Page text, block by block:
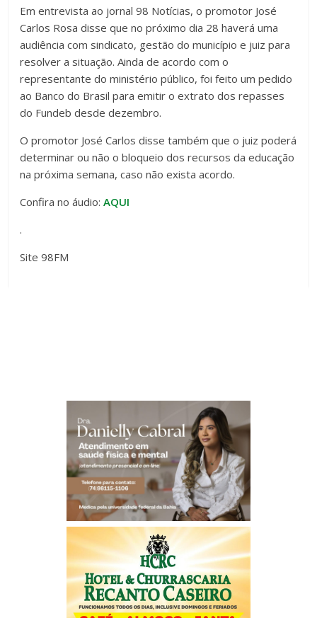
Em entrevista ao jornal 98 Notícias, o promotor José
Carlos Rosa disse que no próximo dia 28 haverá uma
audiência com sindicato, gestão do município e juiz para
resolver a situação. Ainda de acordo com o
representante do ministério público, foi feito um pedido
ao Banco do Brasil para emitir o extrato dos repasses
do Fundeb desde dezembro.
O promotor José Carlos disse também que o juiz poderá
determinar ou não o bloqueio dos recursos da educação
na próxima semana, caso não exista acordo.
Confira no áudio:AQUI
.
Site 98FM